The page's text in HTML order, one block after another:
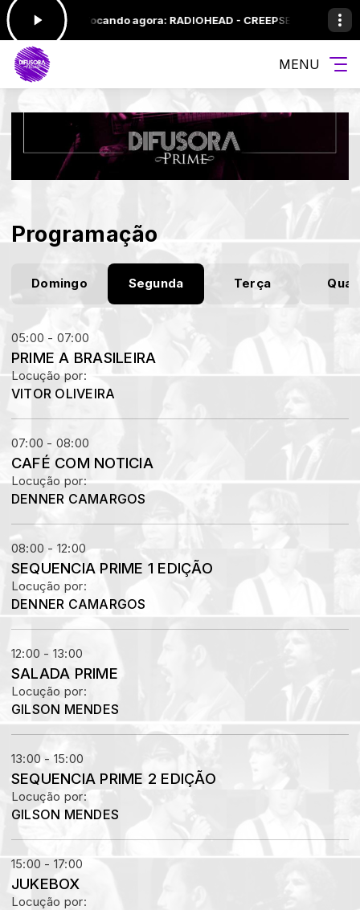
às 23:59 -Tocando agora: RADIOHEAD - CREEPSEQUENCIA
MENU
Programação
Domingo Segunda Terça
05:00 - 07:00
PRIME A BRASILEIRA
Locução por:
VITOR OLIVEIRA
07:00 - 08:00
CAFÉ COM NOTICIA
Locução por:
DENNER CAMARGOS
08:00 - 12:00
SEQUENCIA PRIME 1 EDIÇÃO
Locução por:
DENNER CAMARGOS
12:00 - 13:00
SALADA PRIME
Locução por:
GILSON MENDES
13:00 - 15:00
SEQUENCIA PRIME 2 EDIÇÃO
Locução por:
GILSON MENDES
15:00 - 17:00
JUKEBOX
Locução por: